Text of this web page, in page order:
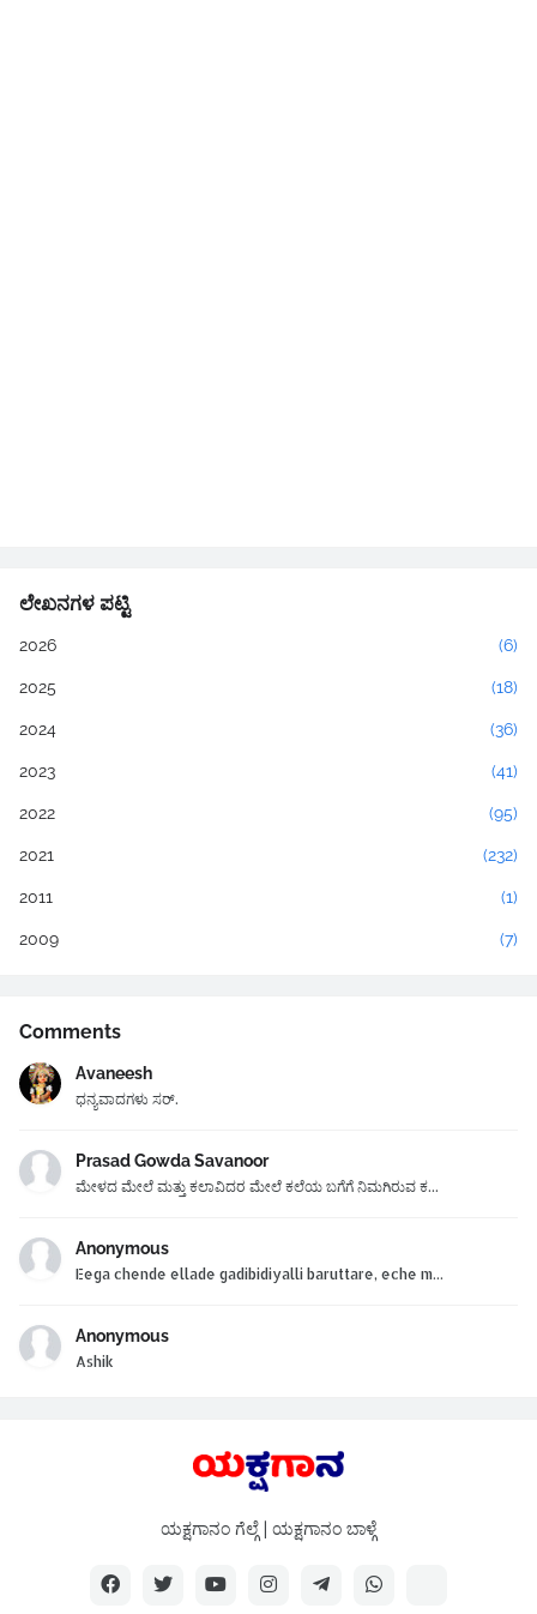
ಲೇಖನಗಳ ಪಟ್ಟಿ
2026 (6)
2025 (18)
2024 (36)
2023 (41)
2022 (95)
2021 (232)
2011 (1)
2009 (7)
Comments
Avaneesh
ಧನ್ಯವಾದಗಳು ಸರ್.
Prasad Gowda Savanoor
ಮೇಳದ ಮೇಲೆ ಮತ್ತು ಕಲಾವಿದರ ಮೇಲೆ ಕಲೆಯ ಬಗೆಗೆ ನಿಮಗಿರುವ ಕ...
Anonymous
Eega chende ellade gadibidiyalli baruttare, eche m...
Anonymous
Ashik
ಯಕ್ಷಗಾನಂ ಗೆಲ್ಗೆ | ಯಕ್ಷಗಾನಂ ಬಾಳ್ಗೆ